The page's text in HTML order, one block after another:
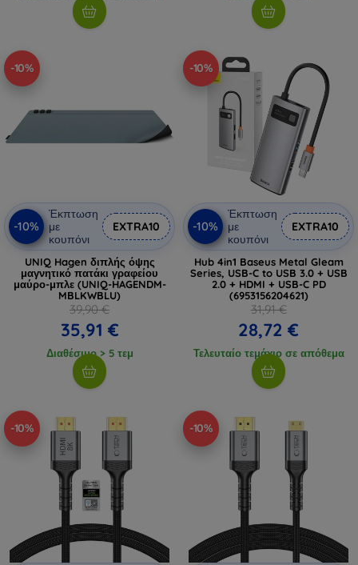
-10%
-10%
Έκπτωση
με
κουπόνι
EXTRA10
UNIQ Hagen διπλής όψης
μαγνητικό πατάκι γραφείου
μαύρο-μπλε (UNIQ-HAGENDM-
MBLKWBLU)
39,90 €
35,91 €
Διαθέσιμο > 5 τεμ
-10%
-10%
Έκπτωση
με
κουπόνι
EXTRA10
Hub 4in1 Baseus Metal Gleam
Series, USB-C to USB 3.0 + USB
2.0 + HDMI + USB-C PD
(6953156204621)
31,91 €
28,72 €
Τελευταίο τεμάχιο σε απόθεμα
-10% -10%